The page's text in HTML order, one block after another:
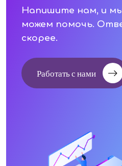
Напишите нам, и
можем помочь.
скорее.
Работать с нами